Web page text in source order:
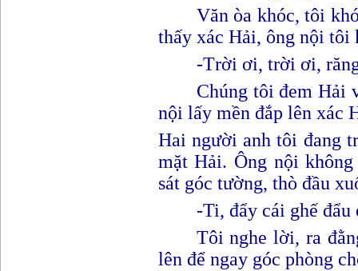
Văn òa khóc, tôi
thấy xác Hải, ông nội tôi
-Trời ơi, trời ơi,
Chúng tôi đem Hải
nội lấy mền đắp lên xác
Hai người anh tôi đang
mặt Hải. Ông nội
sát góc tường, thò đầu
-Ti, đẩy cái ghế đẩu
Tôi nghe lời, ra
lên để ngay góc phòng